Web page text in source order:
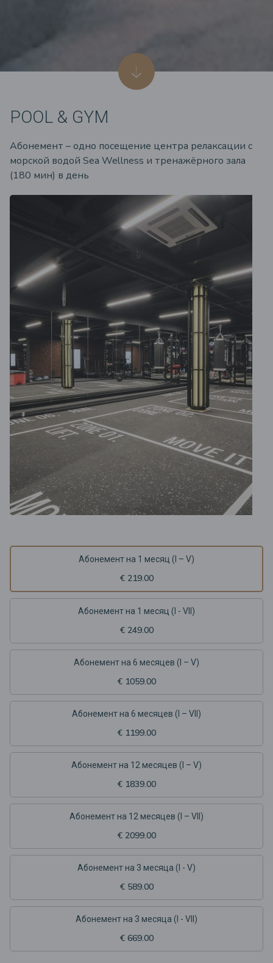
POOL & GYM
Абонемент – одно посещение центра релаксации с
морской водой Sea Wellness и тренажёрного зала
(180 мин) в день
Абонемент на 1 месяц (I – V)
€ 219.00
Абонемент на 1 месяц (I - VII)
€ 249.00
Aбонемент на 6 месяцев (I – V)
€ 1059.00
Aбонемент на 6 месяцев (I – VII)
€ 1199.00
Aбонемент на 12 месяцев (I – V)
€ 1839.00
Aбонемент на 12 месяцев (I – VII)
€ 2099.00
Абонемент на 3 месяца (I - V)
€ 589.00
Абонемент на 3 месяца (I - VII)
€ 669.00